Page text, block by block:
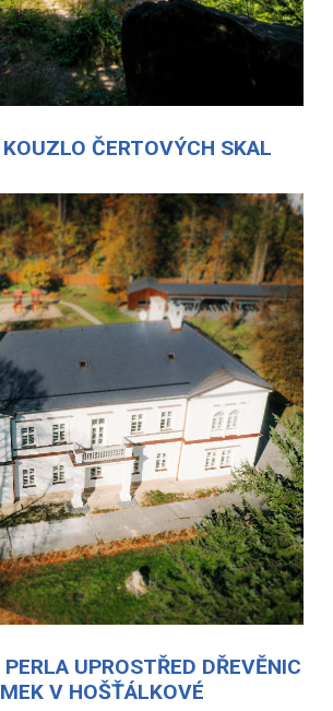
ČERTOVÝCH SKAL
UPROSTŘED DŘEVĚNIC
V HOŠŤÁLKOVÉ